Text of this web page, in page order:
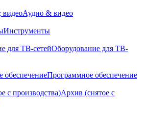
Аудио & видео
Инструменты
Оборудование для ТВ-
Программное обеспечение
Архив (снятое с